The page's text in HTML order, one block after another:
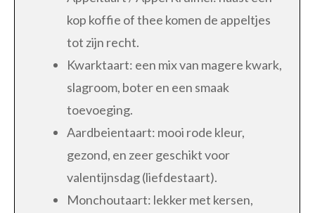
kop koffie of thee komen de appeltjes
tot zijn recht.
Kwarktaart: een mix van magere kwark,
slagroom, boter en een smaak
toevoeging.
Aardbeientaart: mooi rode kleur,
gezond, en zeer geschikt voor
valentijnsdag (liefdestaart).
Monchoutaart: lekker met kersen,